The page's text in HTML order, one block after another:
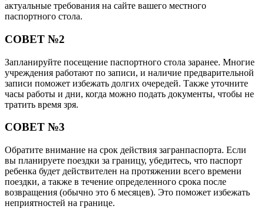
актуальные требования на сайте вашего местного
паспортного стола.
СОВЕТ №2
Запланируйте посещение паспортного стола заранее. Многие
учреждения работают по записи, и наличие предварительной
записи поможет избежать долгих очередей. Также уточните
часы работы и дни, когда можно подать документы, чтобы не
тратить время зря.
СОВЕТ №3
Обратите внимание на срок действия загранпаспорта. Если
вы планируете поездки за границу, убедитесь, что паспорт
ребенка будет действителен на протяжении всего времени
поездки, а также в течение определенного срока после
возвращения (обычно это 6 месяцев). Это поможет избежать
неприятностей на границе.